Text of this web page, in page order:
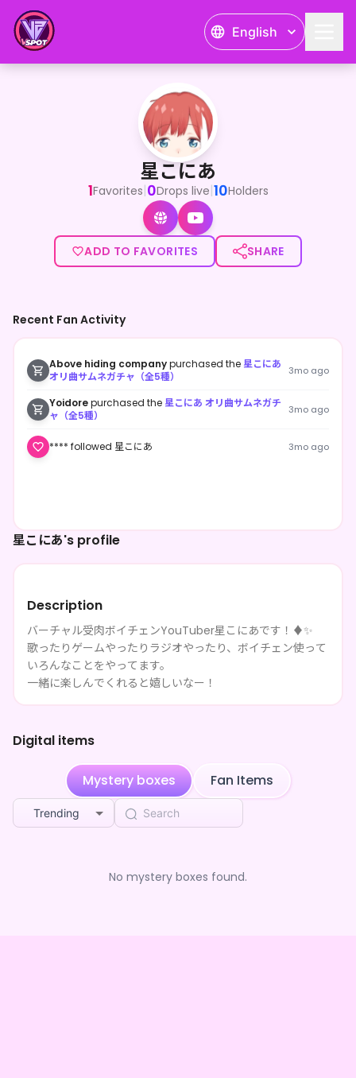
English
星こにあ
<p>バーチャル受肉ボイチェンYouTuber星こにあです！
星こにあ
1Favorites|0Drops live|10Holders
ADD TO FAVORITES SHARE
星こにあ's profile
Description
バーチャル受肉ボイチェンYouTuber星こにあです！♦️✨
歌ったりゲームやったりラジオやったり、ボイチェン使って
いろんなことをやってます。
一緒に楽しんでくれると嬉しいなー！
Digital items
Mystery boxes Fan Items
Trending
No mystery boxes found.
Recent Fan Activity
Above hiding companypurchased the 星こにあ
オリ曲サムネガチャ（全5種）
3mo ago
Yoidorepurchased the 星こにあ オリ曲サムネガチ
ャ（全5種）
3mo ago
**** followed 星こにあ 3mo ago